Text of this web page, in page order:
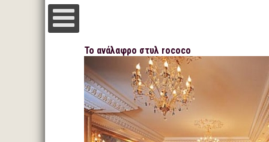
Το ανάλαφρο στυλ rococo